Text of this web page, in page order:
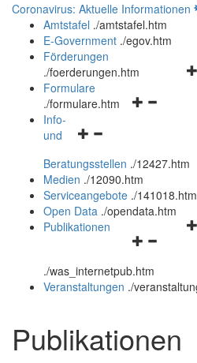
Coronavirus: Aktuelle Informationen
Amtstafel ./amtstafel.htm
E-Government ./egov.htm
Förderungen
./foerderungen.htm
Formulare
./formulare.htm
Navigationsmenü
und
schließen
Info-
und
Beratungsstellen ./12427.htm
Medien ./12090.htm
Serviceangebote ./141018.htm
Open Data ./opendata.htm
und
schließen
Publikationen
./was_internetpub.htm
Veranstaltungen ./
Publikationen